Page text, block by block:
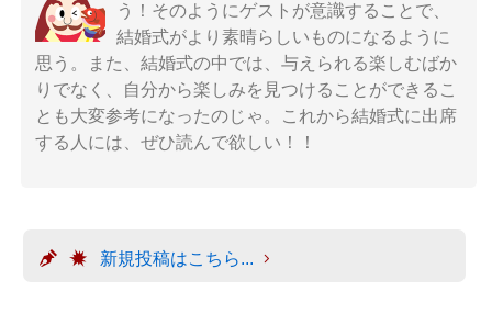
う！そのようにゲストが意識することで、
結婚式がより素晴らしいものになるように
思う。また、結婚式の中では、与えられる楽しむばか
りでなく、自分から楽しみを見つけることができるこ
とも大変参考になったのじゃ。これから結婚式に出席
する人には、ぜひ読んで欲しい！！
新規投稿はこちら...